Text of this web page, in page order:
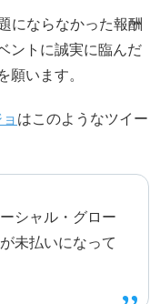
にならなかった報酬
ントに誠実に臨んだ
います。
はこのようなツイー
シャル・グロー
未払いになって